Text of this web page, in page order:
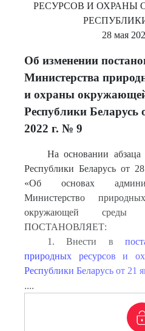
РЕСУРСОВ И
28 мая
Об изменении
Министерства
и охраны
Республики Беларусь
2022 г. № 9
На основании абзаца
Республики Беларусь от
«Об основах
Министерство
окружающей среды
ПОСТАНОВЛЯЕТ:
1. Внести в
природных ресурсов и
Республики Беларусь от 21
....